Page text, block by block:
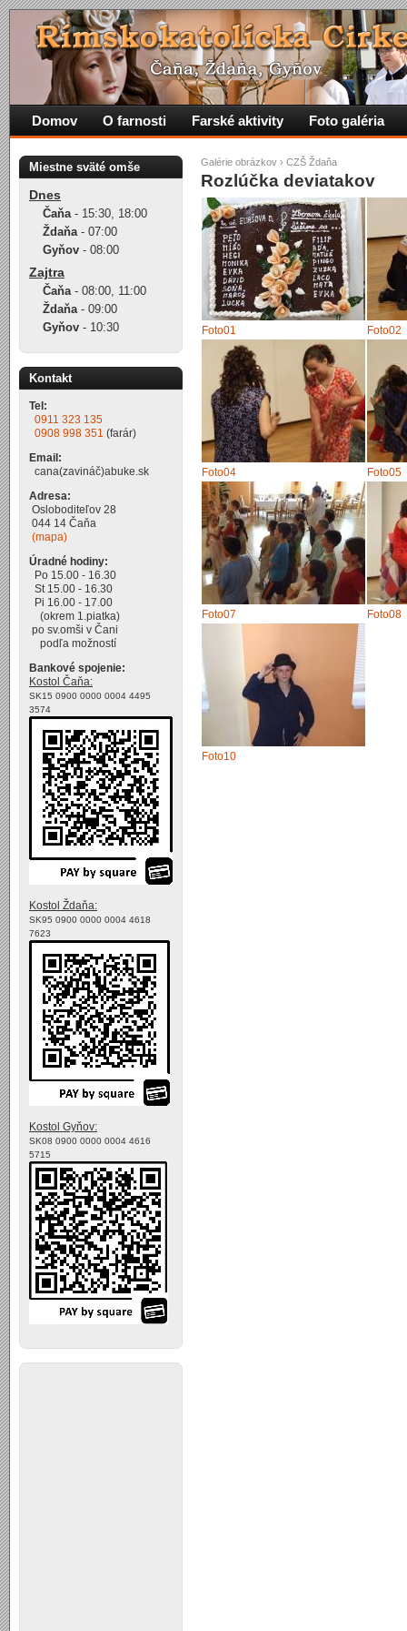
Galérie obrázkov › CZŠ Ždaňa
Rozlúčka deviatakov
Foto01 Foto02
Foto04 Foto05
Foto07 Foto08
Foto10
Domov O farnosti Farské aktivity Foto galéria
Miestne sväté omše
Dnes
Čaňa- 15:30, 18:00
Ždaňa- 07:00
Gyňov - 08:00
Zajtra
Čaňa- 08:00, 11:00
Ždaňa- 09:00
Gyňov - 10:30
Kontakt
Tel:
0911 323 135
0908 998 351 (farár)
Email:
cana(zavináč)abuke.sk
Adresa:
Osloboditeľov 28
044 14 Čaňa
(mapa)
Úradné hodiny:
Po 15.00 - 16.30
St 15.00 - 16.30
Pi 16.00 - 17.00
(okrem 1.piatka)
po sv.omši v Čani
podľa možností
Bankové spojenie:
Kostol Čaňa:
SK15 0900 0000 0004 4495
3574
Kostol Ždaňa:
SK95 0900 0000 0004 4618
7623
Kostol Gyňov:
SK08 0900 0000 0004 4616
5715